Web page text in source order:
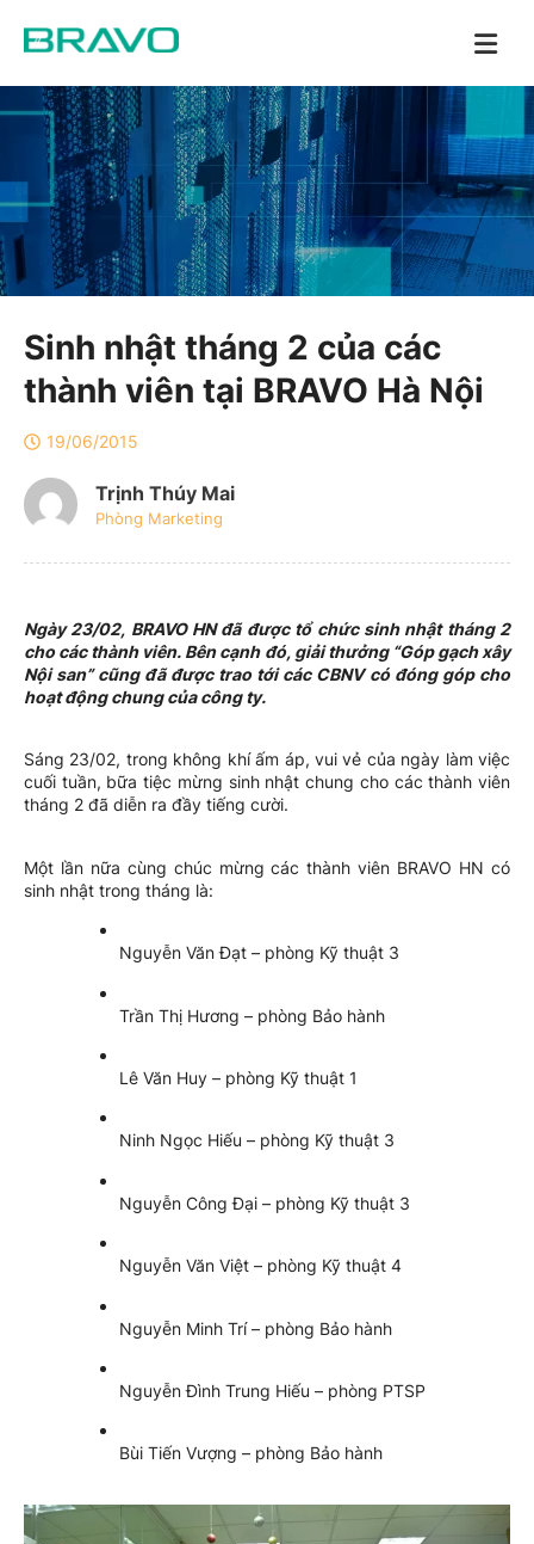
Sinh nhật tháng 2 của các
thành viên tại BRAVO Hà Nội
19/06/2015
Trịnh Thúy Mai
Phòng Marketing
Ngày 23/02, BRAVO HN đã được tổ chức sinh nhật tháng 2
cho các thành viên. Bên cạnh đó, giải thưởng “Góp gạch xây
Nội san” cũng đã được trao tới các CBNV có đóng góp cho
hoạt động chung của công ty.
Sáng 23/02, trong không khí ấm áp, vui vẻ của ngày làm việc
cuối tuần, bữa tiệc mừng sinh nhật chung cho các thành viên
tháng 2 đã diễn ra đầy tiếng cười.
Một lần nữa cùng chúc mừng các thành viên BRAVO HN có
sinh nhật trong tháng là:
Nguyễn Văn Đạt – phòng Kỹ thuật 3
Trần Thị Hương – phòng Bảo hành
Lê Văn Huy – phòng Kỹ thuật 1
Ninh Ngọc Hiếu – phòng Kỹ thuật 3
Nguyễn Công Đại – phòng Kỹ thuật 3
Nguyễn Văn Việt – phòng Kỹ thuật 4
Nguyễn Minh Trí – phòng Bảo hành
Nguyễn Đình Trung Hiếu – phòng PTSP
Bùi Tiến Vượng – phòng Bảo hành